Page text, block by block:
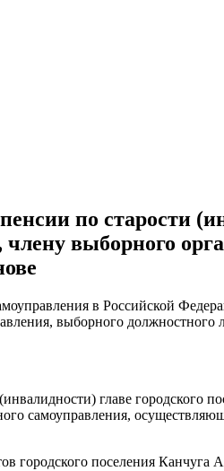
по старости
члену выборного
в Российской
выборного должностного
главе городского
самоуправления,
городского поселения Канчуга